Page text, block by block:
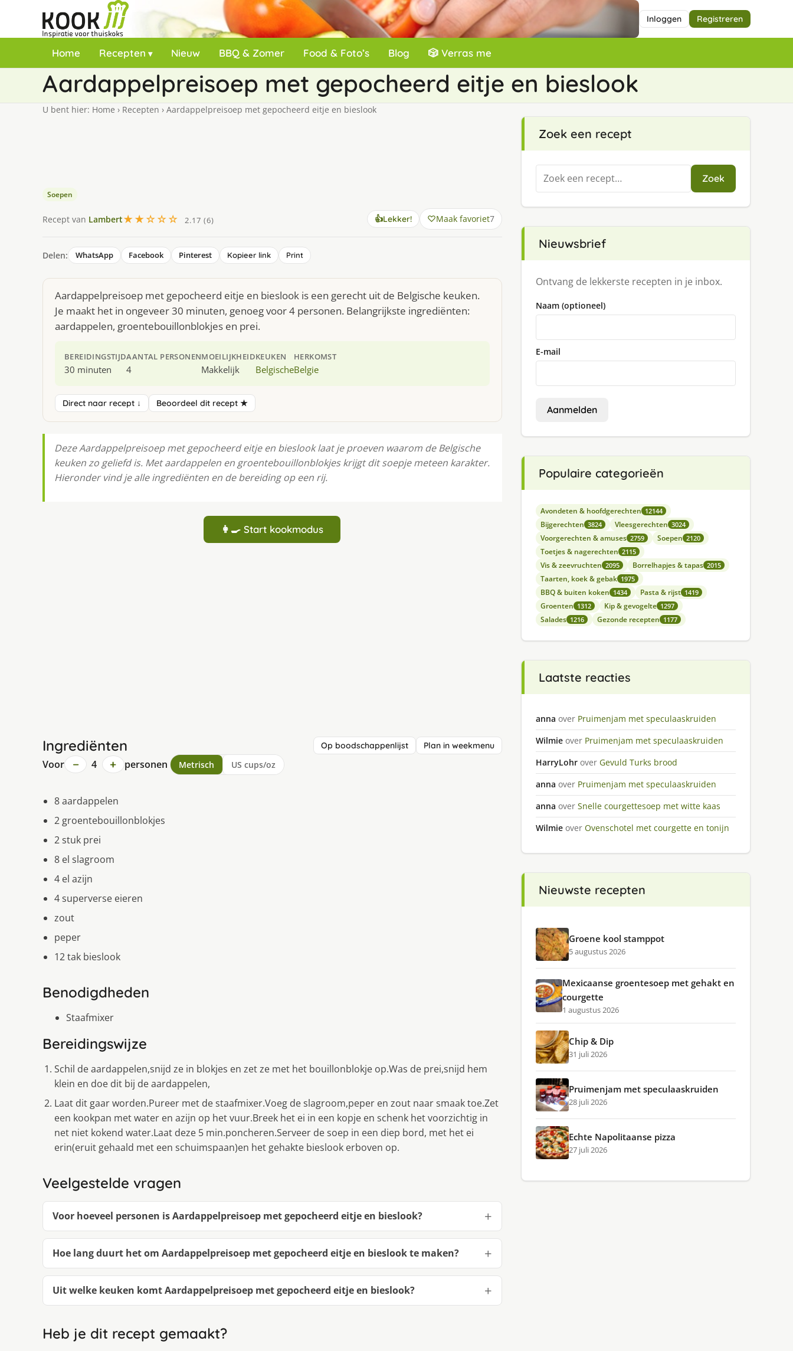
Inloggen Registreren
Home Recepten Nieuw BBQ & Zomer Food & Foto’s Blog 🎲 Verras me
Aardappelpreisoep met gepocheerd eitje en bieslook
U bent hier: Home › Recepten › Aardappelpreisoep met gepocheerd eitje en bieslook
Soepen
Recept van Lambert★★☆☆☆ 2.17 (6) 👍Lekker! Maak favoriet7
Delen: WhatsApp Facebook Pinterest Kopieer link Print
Aardappelpreisoep met gepocheerd eitje en bieslook is een gerecht uit de Belgische keuken.
Je maakt het in ongeveer 30 minuten, genoeg voor 4 personen. Belangrijkste ingrediënten:
aardappelen, groentebouillonblokjes en prei.
BEREIDINGSTIJD
30 minuten
AANTAL PERSONEN
4
MOEILIJKHEID
Makkelijk
KEUKEN
Belgische
HERKOMST
Belgie
Direct naar recept ↓ Beoordeel dit recept ★
Deze Aardappelpreisoep met gepocheerd eitje en bieslook laat je proeven waarom de Belgische
keuken zo geliefd is. Met aardappelen en groentebouillonblokjes krijgt dit soepje meteen karakter.
Hieronder vind je alle ingrediënten en de bereiding op een rij.
👩‍🍳 Start kookmodus
Ingrediënten Op boodschappenlijst Plan in weekmenu
Voor − 4 + personen Metrisch US cups/oz
8 aardappelen
2 groentebouillonblokjes
2 stuk prei
8 el slagroom
4 el azijn
4 superverse eieren
zout
peper
12 tak bieslook
Benodigdheden
Staafmixer
Bereidingswijze
Schil de aardappelen,snijd ze in blokjes en zet ze met het bouillonblokje op.Was de prei,snijd hem
klein en doe dit bij de aardappelen,
Laat dit gaar worden.Pureer met de staafmixer.Voeg de slagroom,peper en zout naar smaak toe.Zet
een kookpan met water en azijn op het vuur.Breek het ei in een kopje en schenk het voorzichtig in
net niet kokend water.Laat deze 5 min.poncheren.Serveer de soep in een diep bord, met het ei
erin(eruit gehaald met een schuimspaan)en het gehakte bieslook erboven op.
Veelgestelde vragen
Voor hoeveel personen is Aardappelpreisoep met gepocheerd eitje en bieslook?
Hoe lang duurt het om Aardappelpreisoep met gepocheerd eitje en bieslook te maken?
Uit welke keuken komt Aardappelpreisoep met gepocheerd eitje en bieslook?
Heb je dit recept gemaakt?
Zoek een recept
Zoeken
naar:
Zoek
Nieuwsbrief
Ontvang de lekkerste recepten in je inbox.
Naam (optioneel)
E-mail
Aanmelden
Populaire categorieën
Avondeten & hoofdgerechten 12144
Bijgerechten 3824 Vleesgerechten 3024
Voorgerechten & amuses 2759 Soepen 2120
Toetjes & nagerechten 2115
Vis & zeevruchten 2095 Borrelhapjes & tapas 2015
Taarten, koek & gebak 1975
BBQ & buiten koken 1434 Pasta & rijst 1419
Groenten 1312 Kip & gevogelte 1297
Salades 1216 Gezonde recepten 1177
Laatste reacties
anna over Pruimenjam met speculaaskruiden
Wilmie over Pruimenjam met speculaaskruiden
HarryLohr over Gevuld Turks brood
anna over Pruimenjam met speculaaskruiden
anna over Snelle courgettesoep met witte kaas
Wilmie over Ovenschotel met courgette en tonijn
Nieuwste recepten
Groene kool stamppot
5 augustus 2026
Mexicaanse groentesoep met gehakt en
courgette
1 augustus 2026
Chip & Dip
31 juli 2026
Pruimenjam met speculaaskruiden
28 juli 2026
Echte Napolitaanse pizza
27 juli 2026